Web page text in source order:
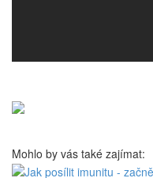
Mohlo by vás také zajímat: